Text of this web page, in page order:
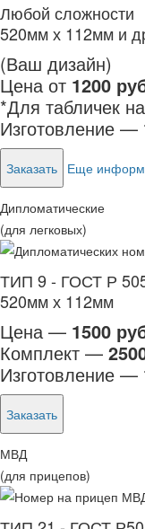
Любой сложности
520мм х 112мм и
(Ваш дизайн)
Цена от 1200
*Для табличек
Изготовление —
Заказать Еще
Дипломатические
(для легковых)
ТИП 9 - ГОСТ Р
520мм х 112мм
Цена — 1500
Комплект —
Изготовление —
Заказать
МВД
(для прицепов)